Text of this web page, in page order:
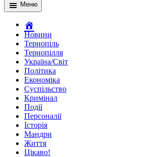
Меню
Новини
Тернопіль
Тернопілля
Україна/Світ
Політика
Економіка
Суспільство
Кримінал
Події
Персоналії
Історія
Мандри
Життя
Цікаво!